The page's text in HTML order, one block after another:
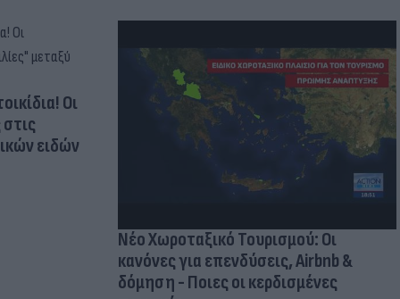
Οι
ειδών
Νέο Χωροταξικό Τουρισμού: Οι
κανόνες για επενδύσεις, Airbnb &
δόμηση - Ποιες οι κερδισμένες